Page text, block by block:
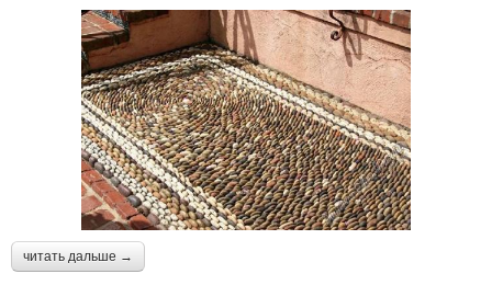
читать дальше →